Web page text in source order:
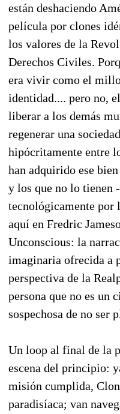
están deshaciendo
película por clones
los valores de la
Derechos Civiles.
era vivir como el
identidad.... pero no,
liberar a los demás
regenerar una
hipócritamente entre
han adquirido ese
y los que no lo tienen
tecnológicamente por
aquí en Fredric
Unconscious: la
imaginaria ofrecida a
perspectiva de la
persona que no es un
sospechosa de no ser
Un loop al final de la
escena del principio:
misión cumplida,
paradisíaca; van